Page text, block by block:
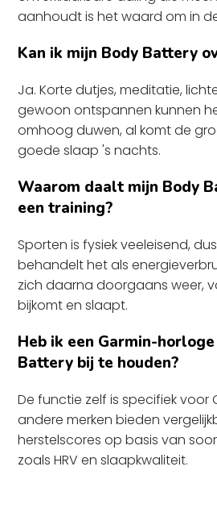
aanhoudt is het waard om in
Kan ik mijn Body Battery
Ja. Korte dutjes, meditatie,
gewoon ontspannen kunnen
omhoog duwen, al komt de
goede slaap 's nachts.
Waarom daalt mijn Body
een training?
Sporten is fysiek veeleisend,
behandelt het als
zich daarna doorgaans weer,
bijkomt en slaapt.
Heb ik een Garmin-
Battery bij te houden?
De functie zelf is specifiek voor
andere merken bieden
herstelscores op basis van
zoals HRV en slaapkwaliteit.